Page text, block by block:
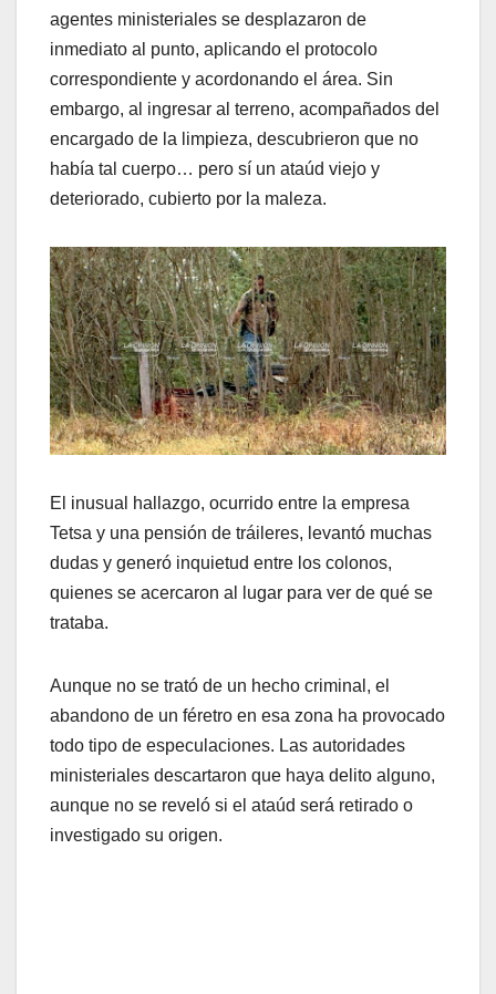
agentes ministeriales se desplazaron de
inmediato al punto, aplicando el protocolo
correspondiente y acordonando el área. Sin
embargo, al ingresar al terreno, acompañados del
encargado de la limpieza, descubrieron que no
había tal cuerpo… pero sí un ataúd viejo y
deteriorado, cubierto por la maleza.
El inusual hallazgo, ocurrido entre la empresa
Tetsa y una pensión de tráileres, levantó muchas
dudas y generó inquietud entre los colonos,
quienes se acercaron al lugar para ver de qué se
trataba.
Aunque no se trató de un hecho criminal, el
abandono de un féretro en esa zona ha provocado
todo tipo de especulaciones. Las autoridades
ministeriales descartaron que haya delito alguno,
aunque no se reveló si el ataúd será retirado o
investigado su origen.